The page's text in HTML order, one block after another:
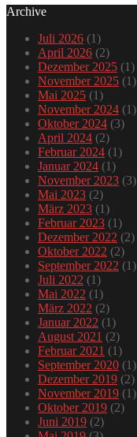
Archive
Juli 2026 (1)
April 2026 (2)
Dezember 2025 (1)
November 2025 (1)
Mai 2025 (1)
November 2024 (1)
Oktober 2024 (3)
April 2024 (2)
Februar 2024 (1)
Januar 2024 (1)
November 2023 (3)
Mai 2023 (2)
März 2023 (1)
Februar 2023 (1)
Dezember 2022 (2)
Oktober 2022 (2)
September 2022 (1)
Juli 2022 (1)
Mai 2022 (1)
März 2022 (2)
Januar 2022 (1)
August 2021 (2)
Februar 2021 (1)
September 2020 (1)
Dezember 2019 (2)
November 2019 (1)
Oktober 2019 (2)
Juni 2019 (2)